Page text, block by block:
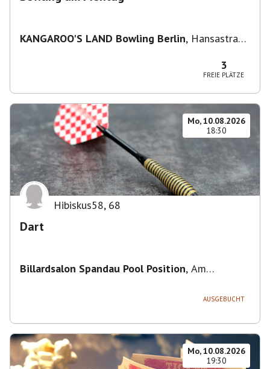
KANGAROO'S LAND Bowling Berlin, Hansastraße
3
FREIE PLÄTZE
Mo, 10.08.2026
18:30
Hibiskus58, 68
Dart
Billardsalon Spandau Pool Position, Am
AUSGEBUCHT
Mo, 10.08.2026
19:30